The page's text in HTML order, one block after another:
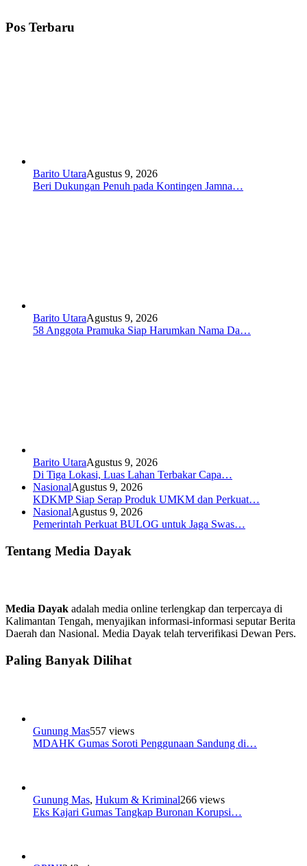
Pos Terbaru
Barito UtaraAgustus 9, 2026
Beri Dukungan Penuh pada Kontingen Jamna…
Barito UtaraAgustus 9, 2026
58 Anggota Pramuka Siap Harumkan Nama Da…
Barito UtaraAgustus 9, 2026
Di Tiga Lokasi, Luas Lahan Terbakar Capa…
NasionalAgustus 9, 2026
KDKMP Siap Serap Produk UMKM dan Perkuat…
NasionalAgustus 9, 2026
Pemerintah Perkuat BULOG untuk Jaga Swas…
Tentang Media Dayak
Media Dayak adalah media online terlengkap dan terpercaya di
Kalimantan Tengah, menyajikan informasi-informasi seputar Berita
Daerah dan Nasional. Media Dayak telah terverifikasi Dewan Pers.
Paling Banyak Dilihat
Gunung Mas557 views
MDAHK Gumas Soroti Penggunaan Sandung di…
Gunung Mas, Hukum & Kriminal266 views
Eks Kajari Gumas Tangkap Buronan Korupsi…